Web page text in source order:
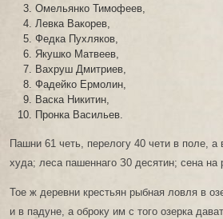
Омельянко Тимофеев,
Левка Вакорев,
Федка Пухляков,
Якушко Матвеев,
Вахруш Дмитриев,
Фадейко Ермолин,
Васка Никитин,
Пронка Васильев.
Пашни 61 четь, перелогу 40 чети в поле,
худа; леса пашеннаго З0 десятин; сена на
Тое ж деревни крестьян рыбная ловля в
и в падуне, а оброку им с того озерка